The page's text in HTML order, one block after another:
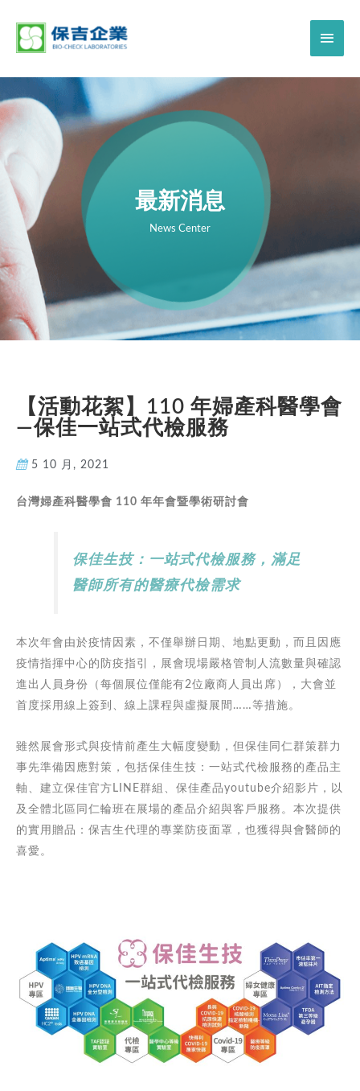
最新消息
News Center
【活動花絮】110 年婦產科醫學會
—保佳一站式代檢服務
5 10 月, 2021
台灣婦產科醫學會 110 年年會暨學術研討會
保佳生技：一站式代檢服務，滿足
醫師所有的醫療代檢需求
本次年會由於疫情因素，不僅舉辦日期、地點更動，而且因應
疫情指揮中心的防疫指引，展會現場嚴格管制人流數量與確認
進出人員身份（每個展位僅能有2位廠商人員出席），大會並
首度採用線上簽到、線上課程與虛擬展間……等措施。
雖然展會形式與疫情前產生大幅度變動，但保佳同仁群策群力
事先準備因應對策，包括保佳生技：一站式代檢服務的產品主
軸、建立保佳官方LINE群組、保佳產品youtube介紹影片，以
及全體北區同仁輪班在展場的產品介紹與客戶服務。本次提供
的實用贈品：保吉生代理的專業防疫面罩，也獲得與會醫師的
喜愛。